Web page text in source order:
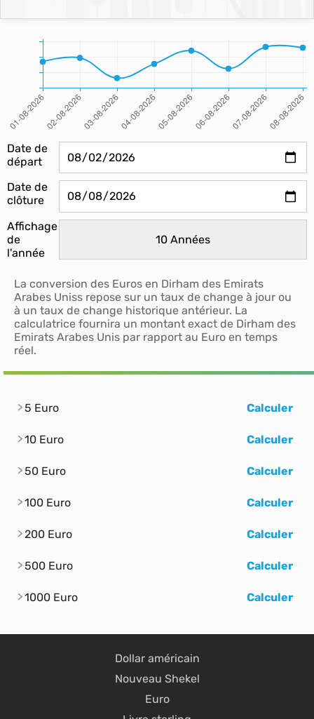
Date de
départ
Date de
clôture
Affichage
de
l'année
La conversion des Euros en Dirham des Emirats
Arabes Uniss repose sur un taux de change à jour ou
à un taux de change historique antérieur. La
calculatrice fournira un montant exact de Dirham des
Emirats Arabes Unis par rapport au Euro en temps
réel.
5 Euro Calculer
10 Euro Calculer
50 Euro Calculer
100 Euro Calculer
200 Euro Calculer
500 Euro Calculer
1000 Euro Calculer
Dollar américain
Nouveau Shekel
Euro